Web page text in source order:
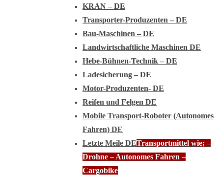
KRAN – DE
Transporter-Produzenten – DE
Bau-Maschinen – DE
Landwirtschaftliche Maschinen DE
Hebe-Bühnen-Technik – DE
Ladesicherung – DE
Motor-Produzenten- DE
Reifen und Felgen DE
Mobile Transport-Roboter (Autonomes
Fahren) DE
Letzte Meile DETransportmittel wie; –
Drohne – Autonomes Fahren –
Cargobike